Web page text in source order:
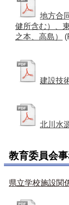
地方合
健所含む）、
之本、高島）
建設技
北川水
教育委員会
県立学校施設関